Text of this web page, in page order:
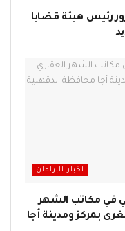
رئيس هيئة قضايا
اخبار البرلمان
في مكاتب الشهر
بمركز ومدينة أجا